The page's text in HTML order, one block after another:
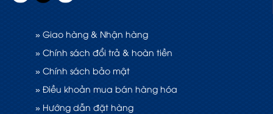
» Giao hàng & Nhận hàng
» Chính sách đổi trả & hoàn tiền
» Chính sách bảo mật
» Điều khoản mua bán hàng hóa
» Hướng dẫn đặt hàng